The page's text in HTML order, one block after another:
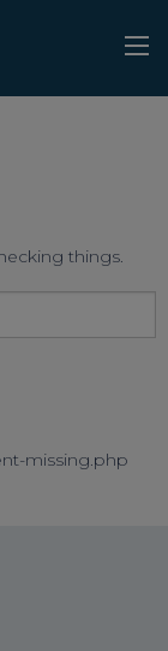
things.
missing.php